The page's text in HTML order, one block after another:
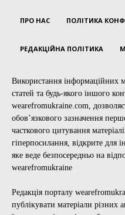
ПРО НАС ПОЛІТИКА
РЕДАКЦІЙНА ПОЛІТИКА
Використання інформаційних
статей та будь-якого іншого
wearefromukraine.com,
обов’язкового зазначення
часткового цитування
гіперпосилання, відкрите для
яке веде безпосередньо на
wearefromukraine
Редакція порталу
публікувати матеріали різних